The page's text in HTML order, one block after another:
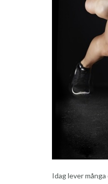
Idag lever